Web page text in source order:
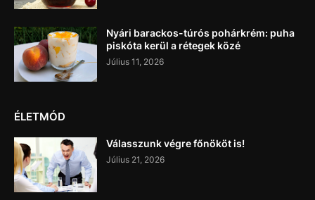
Nyári barackos-túrós pohárkrém: puha
piskóta kerül a rétegek közé
Július 11, 2026
ÉLETMÓD
Válasszunk végre főnököt is!
Július 21, 2026